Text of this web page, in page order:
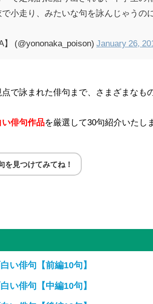
小走り、みたいな句を詠んじゃうの
(@yononaka_poison) January 26,
で詠まれた俳句まで、さまざまなも
俳句作品を厳選して30句紹介いたし
を見つけてみてね！
い俳句【前編10句】
い俳句【中編10句】